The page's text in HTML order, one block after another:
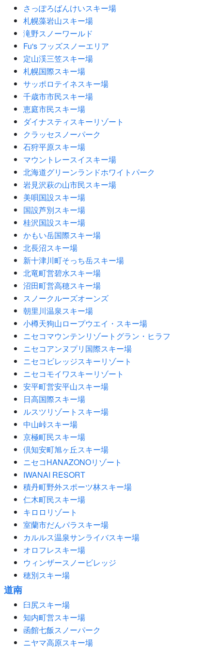
さっぽろばんけいスキー場
札幌藻岩山スキー場
滝野スノーワールド
Fu's フッズスノーエリア
定山渓三笠スキー場
札幌国際スキー場
サッポロテイネスキー場
千歳市市民スキー場
恵庭市民スキー場
ダイナスティスキーリゾート
クラッセスノーパーク
石狩平原スキー場
マウントレースイスキー場
北海道グリーンランドホワイトパーク
岩見沢萩の山市民スキー場
美唄国設スキー場
国設芦別スキー場
桂沢国設スキー場
かもい岳国際スキー場
北長沼スキー場
新十津川町そっち岳スキー場
北竜町営碧水スキー場
沼田町営高穂スキー場
スノークルーズオーンズ
朝里川温泉スキー場
小樽天狗山ロープウエイ・スキー場
ニセコマウンテンリゾートグラン・ヒラフ
ニセコアンヌプリ国際スキー場
ニセコビレッジスキーリゾート
ニセコモイワスキーリゾート
安平町営安平山スキー場
日高国際スキー場
ルスツリゾートスキー場
中山峠スキー場
京極町民スキー場
倶知安町旭ヶ丘スキー場
ニセコHANAZONOリゾート
IWANAI RESORT
積丹町野外スポーツ林スキー場
仁木町民スキー場
キロロリゾート
室蘭市だんパラスキー場
カルルス温泉サンライバスキー場
オロフレスキー場
ウィンザースノービレッジ
穂別スキー場
道南
臼尻スキー場
知内町営スキー場
函館七飯スノーパーク
ニヤマ高原スキー場